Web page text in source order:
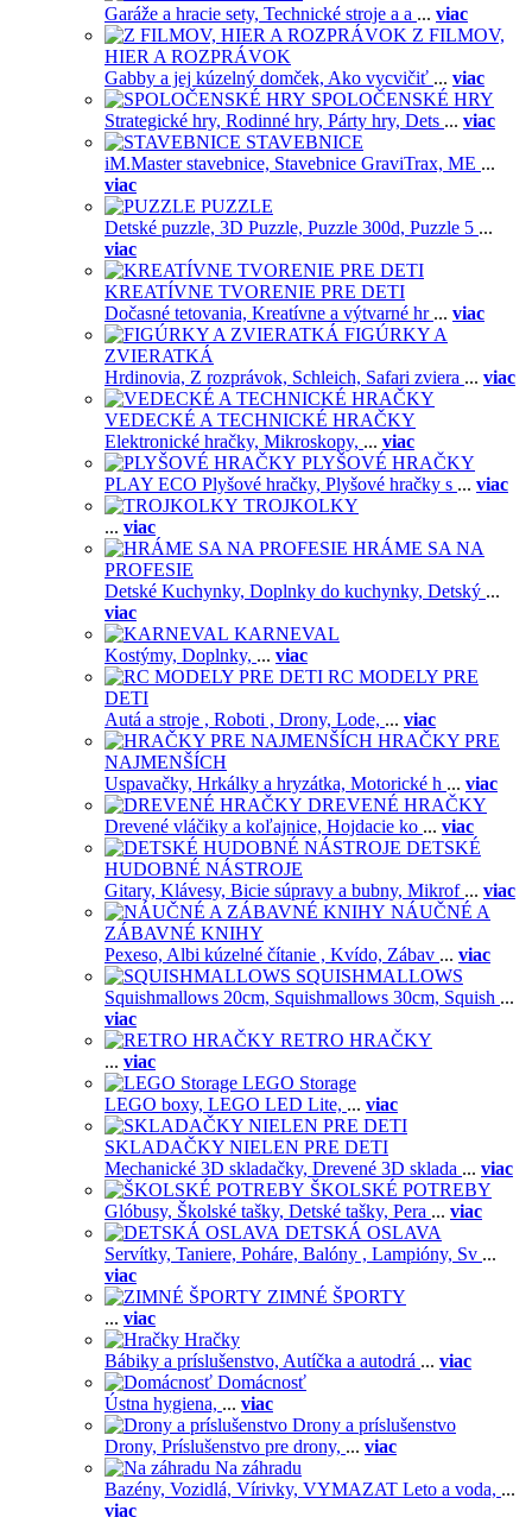
Garáže a hracie sety, Technické stroje a a ... viac
Z FILMOV,
HIER A ROZPRÁVOK
Gabby a jej kúzelný domček, Ako vycvičiť ... viac
SPOLOČENSKÉ HRY
Strategické hry, Rodinné hry, Párty hry, Dets ... viac
STAVEBNICE
iM.Master stavebnice, Stavebnice GraviTrax, ME ...
viac
PUZZLE
Detské puzzle, 3D Puzzle, Puzzle 300d, Puzzle 5 ...
viac
KREATÍVNE TVORENIE PRE DETI
Dočasné tetovania, Kreatívne a výtvarné hr ... viac
FIGÚRKY A
ZVIERATKÁ
Hrdinovia, Z rozprávok, Schleich, Safari zviera ... viac
VEDECKÉ A TECHNICKÉ HRAČKY
Elektronické hračky, Mikroskopy, ... viac
PLYŠOVÉ HRAČKY
PLAY ECO Plyšové hračky, Plyšové hračky s ... viac
TROJKOLKY
... viac
HRÁME SA NA
PROFESIE
Detské Kuchynky, Doplnky do kuchynky, Detský ...
viac
KARNEVAL
Kostýmy, Doplnky, ... viac
RC MODELY PRE
DETI
Autá a stroje , Roboti , Drony, Lode, ... viac
HRAČKY PRE
NAJMENŠÍCH
Uspavačky, Hrkálky a hryzátka, Motorické h ... viac
DREVENÉ HRAČKY
Drevené vláčiky a koľajnice, Hojdacie ko ... viac
DETSKÉ
HUDOBNÉ NÁSTROJE
Gitary, Klávesy, Bicie súpravy a bubny, Mikrof ... viac
NÁUČNÉ A
ZÁBAVNÉ KNIHY
Pexeso, Albi kúzelné čítanie , Kvído, Zábav ... viac
SQUISHMALLOWS
Squishmallows 20cm, Squishmallows 30cm, Squish ...
viac
RETRO HRAČKY
... viac
LEGO Storage
LEGO boxy, LEGO LED Lite, ... viac
SKLADAČKY NIELEN PRE DETI
Mechanické 3D skladačky, Drevené 3D sklada ... viac
ŠKOLSKÉ POTREBY
Glóbusy, Školské tašky, Detské tašky, Pera ... viac
DETSKÁ OSLAVA
Servítky, Taniere, Poháre, Balóny , Lampióny, Sv ...
viac
ZIMNÉ ŠPORTY
... viac
Hračky
Bábiky a príslušenstvo, Autíčka a autodrá ... viac
Domácnosť
Ústna hygiena, ... viac
Drony a príslušenstvo
Drony, Príslušenstvo pre drony, ... viac
Na záhradu
Bazény, Vozidlá, Vírivky, VYMAZAT Leto a voda, ...
viac